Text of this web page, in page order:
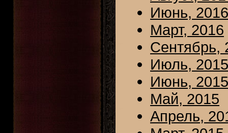
Июнь, 2016
Март, 2016
Сентябрь,
Июль, 2015
Июнь, 2015
Май, 2015
Апрель,